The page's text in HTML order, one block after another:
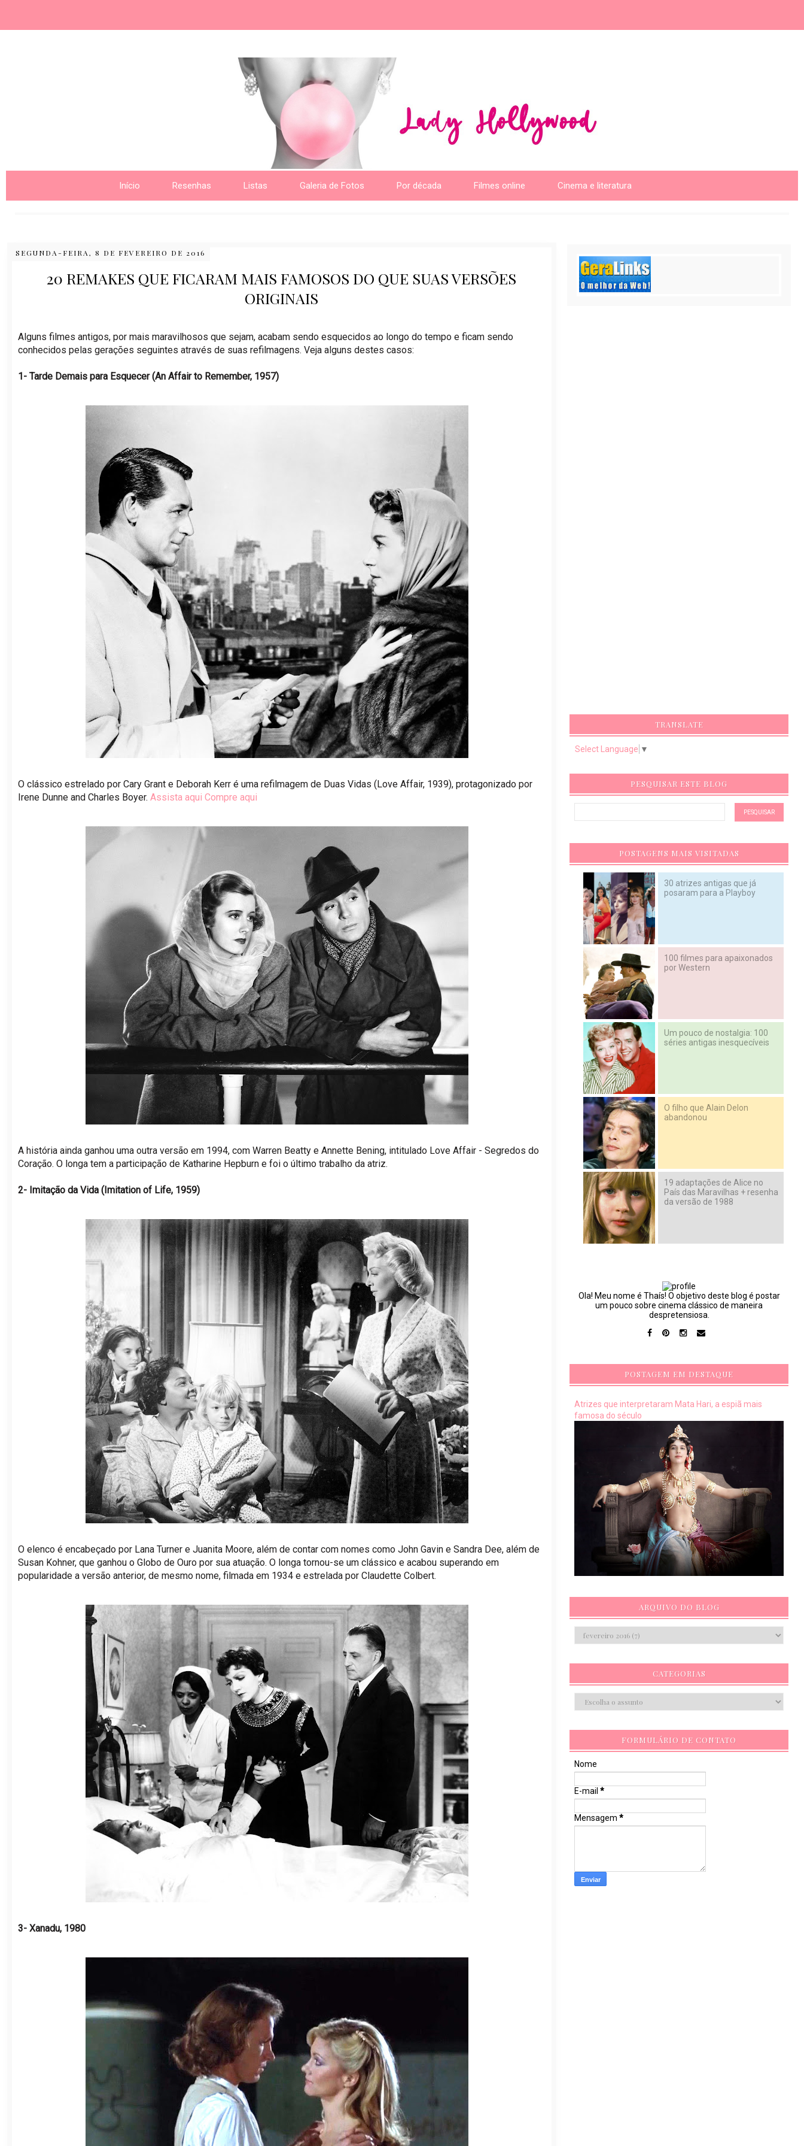
Início Resenhas Listas Galeria de Fotos Por década Filmes online Cinema e literatura
SEGUNDA-FEIRA, 8 DE FEVEREIRO DE 2016
20 REMAKES QUE FICARAM MAIS FAMOSOS DO QUE SUAS VERSÕES
ORIGINAIS
Alguns filmes antigos, por mais maravilhosos que sejam, acabam sendo esquecidos ao longo do tempo e ficam sendo
conhecidos pelas gerações seguintes através de suas refilmagens. Veja alguns destes casos:
1- Tarde Demais para Esquecer (An Affair to Remember, 1957)
O clássico estrelado por Cary Grant e Deborah Kerr é uma refilmagem de Duas Vidas (Love Affair, 1939), protagonizado por
Irene Dunne and Charles Boyer. Assista aqui Compre aqui
A história ainda ganhou uma outra versão em 1994, com Warren Beatty e Annette Bening, intitulado Love Affair - Segredos do
Coração. O longa tem a participação de Katharine Hepburn e foi o último trabalho da atriz.
2- Imitação da Vida (Imitation of Life, 1959)
O elenco é encabeçado por Lana Turner e Juanita Moore, além de contar com nomes como John Gavin e Sandra Dee, além de
Susan Kohner, que ganhou o Globo de Ouro por sua atuação. O longa tornou-se um clássico e acabou superando em
popularidade a versão anterior, de mesmo nome, filmada em 1934 e estrelada por Claudette Colbert.
3- Xanadu, 1980
TRANSLATE
Select Language ▼
PESQUISAR ESTE BLOG
POSTAGENS MAIS VISITADAS
30 atrizes antigas que já
posaram para a Playboy
100 filmes para apaixonados
por Western
Um pouco de nostalgia: 100
séries antigas inesquecíveis
O filho que Alain Delon
abandonou
19 adaptações de Alice no
País das Maravilhas + resenha
da versão de 1988
Ola! Meu nome é Thaís! O objetivo deste blog é postar
um pouco sobre cinema clássico de maneira
despretensiosa.
POSTAGEM EM DESTAQUE
Atrizes que interpretaram Mata Hari, a espiã mais
famosa do século
ARQUIVO DO BLOG
CATEGORIAS
FORMULÁRIO DE CONTATO
Nome
E-mail*
Mensagem*